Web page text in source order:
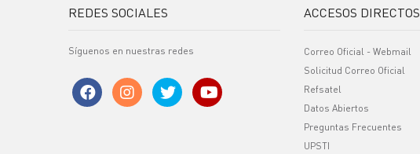
REDES SOCIALES
Síguenos en nuestras redes
ACCESOS DIRECTOS
Correo Oficial - Webmail
Solicitud Correo Oficial
Refsatel
Datos Abiertos
Preguntas Frecuentes
UPSTI